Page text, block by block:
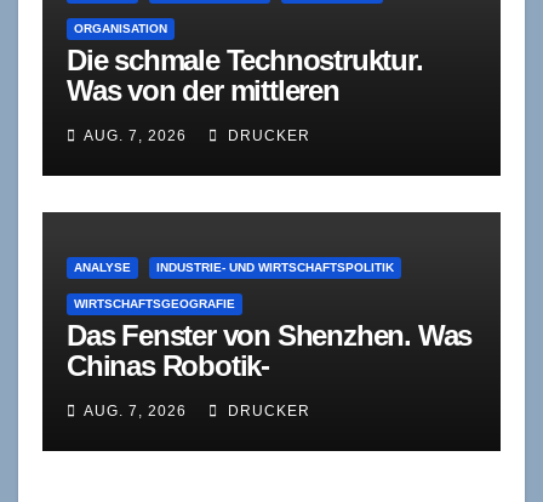
ORGANISATION
Die schmale Technostruktur.
Was von der mittleren
Agenten sich selbst korrigieren
AUG. 7, 2026 DRUCKER
ANALYSE INDUSTRIE- UND WIRTSCHAFTSPOLITIK
WIRTSCHAFTSGEOGRAFIE
Das Fenster von Shenzhen. Was
Chinas Robotik-
Zulieferer bedeutet – und was
sie verschweigt
AUG. 7, 2026 DRUCKER